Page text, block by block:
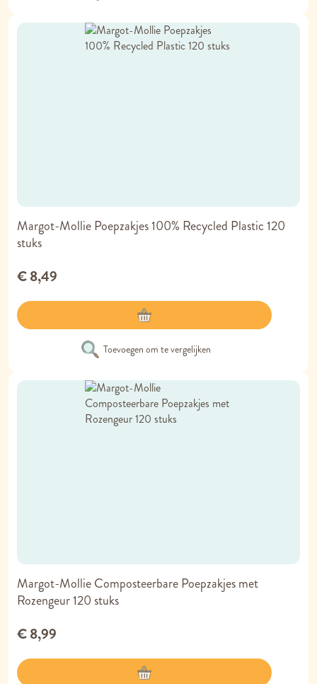
Margot-Mollie Poepzakjes 100% Recycled Plastic 120
stuks
€ 8,49
Toevoegen om te vergelijken
Margot-Mollie Composteerbare Poepzakjes met
Rozengeur 120 stuks
€ 8,99